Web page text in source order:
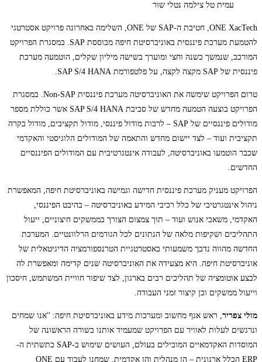
עמית טל צילמה נטלי שור
ONE XacTech, חטיבת ה-SAP של ONE, השלימה באחרונה פרויקט אסטרטגי
להטמעת מערכת פיננסית באוניברסיטת חיפה מבוססת SAP. במסגרת הפרויקט
המורכב, שנמשך כשנה וחצי ומוערך בשישה מיליון שקלים, הוטמעה מערכת
פיננסית של SAP מקצה לקצה, על פלטפורמת SAP S/4 HANA.
טרום הפרויקט שימשה את האוניברסיטה מערכת פיננסית Non-SAP. במסגרת
הפרויקט בוצעה הטמעה מחדש של סביבת SAP S/4 HANA אשר כוללת מספר
מודולים פיננסיים של SAP – לרבות מודול פיננסי, מודול תקציבים, מודול בקרה
תקציבית ועוד – לצד יישום מחדש והתאמה של המודולים הלוגיסטי והאקדמי
שכבר הוטמעו באוניברסיטה, לעבודה אינטגרטיבית עם המודולים הפיננסיים
החדשים.
הפרויקט מעניק מערכת פיננסית חדישה וגמישה באוניברסיטת חיפה, המאפשרת
ניהול אינטגרטיבי של כלל רכיבי המידע באוניברסיטה – בהיבט הפיננסי,
האקדמי, משאבי אנוש ועוד – תוך צמצום הצורך בממשקים חיצוניים, ייעול
התהליכים ושקיפות מלאה של הנתונים לכל הגורמים הרלוונטיים. המערכת
החדשה מהווה נדבך משמעותי באסטרטגיית הטרנספורמציה הדיגיטאלית של
אוניברסיטת חיפה. היא מצעידה את האוניברסיטה שנים קדימה ומאפשרת לה
לבצע אוטומציה של תהליכים רבים בארגון, לצד שיפור חוויית המשתמש, חיסכון
וייעול ממשקים וכן קיצור זמני העבודה.
מולי צפריר, ראש אגף מחשוב ומערכות מידע באוניברסיטת חיפה: "אנו שמחים
ונרגשים לעלות לאוויר עם הפרויקט שמעמיד אותנו בשורה הראשונה של
המוסדות האקדמאיים המובילים בעולם, העושים שימוש ב-SAP כתשתית ה-
ERP הכלל ארגונית – הן מנהלית והן אקדמית. שמחנו לעבוד עם ONE